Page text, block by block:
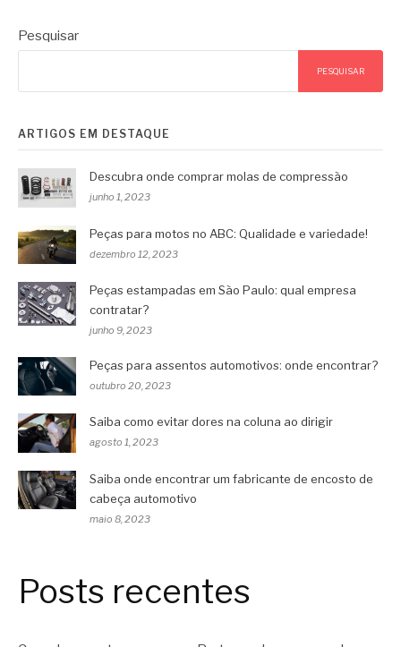
Pesquisar
PESQUISAR
ARTIGOS EM DESTAQUE
Descubra onde comprar molas de compressão
junho 1, 2023
Peças para motos no ABC: Qualidade e variedade!
dezembro 12, 2023
Peças estampadas em São Paulo: qual empresa
contratar?
junho 9, 2023
Peças para assentos automotivos: onde encontrar?
outubro 20, 2023
Saiba como evitar dores na coluna ao dirigir
agosto 1, 2023
Saiba onde encontrar um fabricante de encosto de
cabeça automotivo
maio 8, 2023
Posts recentes